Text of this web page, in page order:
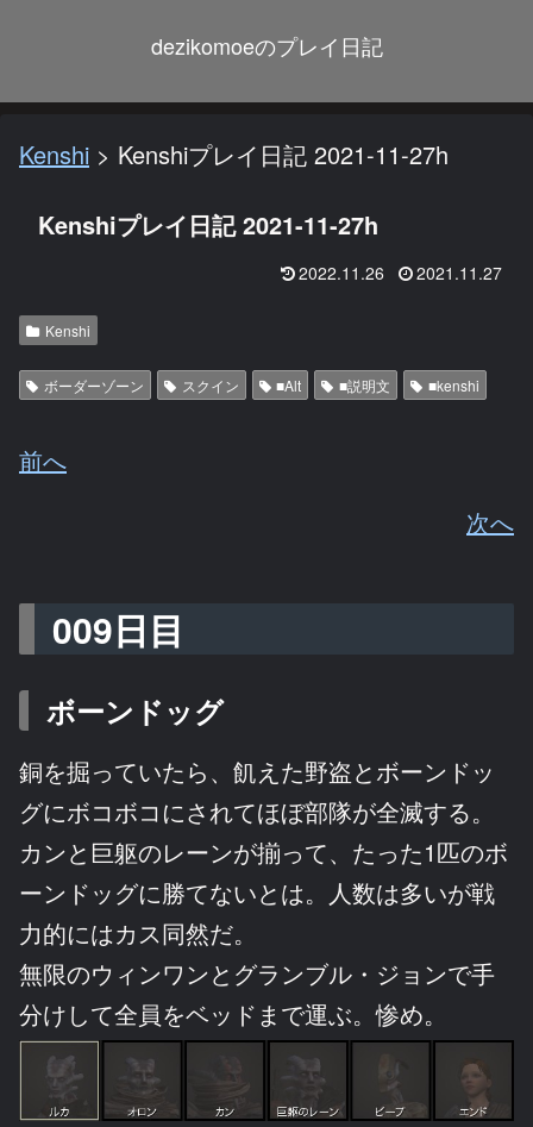
dezikomoeのプレイ日記
Kenshi > Kenshiプレイ日記 2021-11-27h
Kenshiプレイ日記 2021-11-27h
2022.11.26 2021.11.27
Kenshi
ボーダーゾーン スクイン ■Alt ■説明文 ■kenshi
前へ
次へ
009日目
ボーンドッグ
銅を掘っていたら、飢えた野盗とボーンドッ
グにボコボコにされてほぼ部隊が全滅する。
カンと巨躯のレーンが揃って、たった1匹のボ
ーンドッグに勝てないとは。人数は多いが戦
力的にはカス同然だ。
無限のウィンワンとグランブル・ジョンで手
分けして全員をベッドまで運ぶ。惨め。